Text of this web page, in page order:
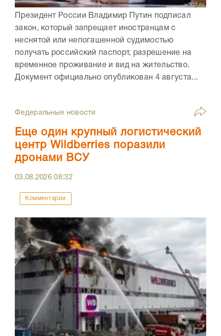
Президент России Владимир Путин подписал
закон, который запрещает иностранцам с
неснятой или непогашенной судимостью
получать российский паспорт, разрешение на
временное проживание и вид на жительство.
Документ официально опубликован 4 августа...
Федеральные новости
Еще один крупный логистический
центр Wildberries поразили
дронами ВСУ
03.08.202608:32
Комментарии